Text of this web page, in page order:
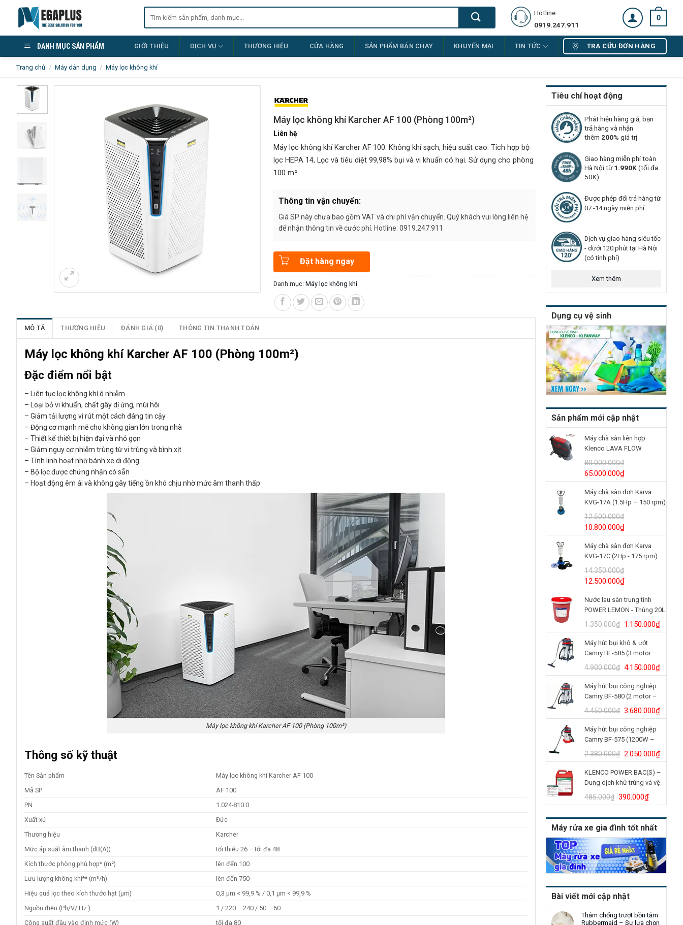
content
Tìm
Hotline
0919.247.911
0
DANH MỤC SẢN PHẨM GIỚI THIỆU DỊCH VỤ THƯƠNG HIỆU CỬA HÀNG SẢN PHẨM BÁN CHẠY KHUYẾN MẠI TIN TỨC TRA CỨU ĐƠN HÀNG
Trang chủ / Máy dân dụng / Máy lọc không khí
Tiêu chí hoạt động
Phát hiện hàng giả, bạn
trả hàng và nhận
thêm 200% giá trị.
Giao hàng miễn phí toàn
Hà Nội từ1.990K(tối đa
50K).
Được phép đổi trả hàng từ
07 -14 ngày miễn phí
Dịch vụ giao hàng siêu tốc
- dưới 120 phút tại Hà Nội
(có tính phí)
Xem thêm
Dụng cụ vệ sinh
Sản phẩm mới cập nhật
Máy chà sàn liên hợp
Klenco LAVA FLOW
(24V/125Ah)
80.000.000₫
Giá
gốc
là:
80.000.000₫.
65.000.000₫Giá
hiện
tại
là:
Máy chà sàn đơn Karva
KVG-17A (1.5Hp – 150 rpm)
12.500.000₫
Giá
gốc
là:
12.500.000₫.
10.800.000₫Giá
hiện
tại
là:
Máy chà sàn đơn Karva
KVG-17C (2Hp - 175 rpm)
14.350.000₫
Giá
gốc
là:
14.350.000₫.
12.500.000₫Giá
hiện
tại
là:
12.500.000₫.
Nước lau sàn trung tính
POWER LEMON - Thùng 20L
1.350.000₫ Giá
gốc
là:
1.350.000₫.
1.150.000₫Giá
hiện
Máy hút bụi khô & ướt
Camry BF-585 (3 motor –
80L)
4.900.000₫ Giá
gốc
là:
4.900.000₫.
4.150.000₫Giá
hiện
Máy hút bụi công nghiệp
Camry BF-580 (2 motor –
70L)
4.450.000₫ Giá
gốc
là:
4.450.000₫.
3.680.000₫Giá
hiện
Máy hút bụi công nghiệp
Camry BF-575 (1200W –
30L)
2.380.000₫ Giá
gốc
là:
2.380.000₫.
2.050.000₫Giá
hiện
tại
là:
KLENCO POWER BAC(S) –
Dung dịch khử trùng và vệ
sinh bồn cầu (Can 5L)
485.000₫ Giá
gốc
là:
485.000₫.
390.000₫Giá
hiện
tại
là:
Máy rửa xe gia đình tốt nhất
Bài viết mới cập nhật
Thảm chống trượt bồn tắm
Rubbermaid – Sự lựa chọn
Máy lọc không khí Karcher AF 100 (Phòng 100m²)
Liên hệ
Máy lọc không khí Karcher AF 100. Không khí sạch, hiệu suất cao. Tích hợp bộ
lọc HEPA 14, Lọc và tiêu diệt 99,98% bụi và vi khuẩn có hại. Sử dụng cho phòng
100 m²
Thông tin vận chuyển:
Giá SP này chưa bao gồm VAT và chi phí vận chuyển. Quý khách vui lòng liên hệ
để nhận thông tin về cước phí. Hotline: 0919.247.911
Đặt hàng ngay
Danh mục: Máy lọc không khí
MÔ TẢ THƯƠNG HIỆU ĐÁNH GIÁ (0) THÔNG TIN THANH TOÁN
Máy lọc không khí Karcher AF 100 (Phòng 100m²)
Đặc điểm nổi bật
– Liên tục lọc không khí ô nhiễm
– Loại bỏ vi khuẩn, chất gây dị ứng, mùi hôi
– Giảm tải lượng vi rút một cách đáng tin cậy
– Động cơ mạnh mẽ cho không gian lớn trong nhà
– Thiết kế thiết bị hiện đại và nhỏ gọn
– Giảm nguy cơ nhiễm trùng từ vi trùng và bình xịt
– Tính linh hoạt nhờ bánh xe di động
– Bộ lọc được chứng nhận có sẵn
– Hoạt động êm ái và không gây tiếng ồn khó chịu nhờ mức âm thanh thấp
Máy lọc không khí Karcher AF 100 (Phòng 100m²)
Thông số kỹ thuật
Tên Sản phẩm
Máy lọc không khí Karcher AF 100
Mã SP
AF 100
PN
1.024-810.0
Xuất xứ
Đức
Thương hiệu
Karcher
Mức áp suất âm thanh (dB(A))
tối thiểu 26 – tối đa 48
Kích thước phòng phù hợp* (m²)
lên đến 100
Lưu lượng không khí** (m³/h)
lên đến 750
Hiệu quả lọc theo kích thước hạt (µm)
0,3 µm < 99,9 % / 0,1 µm < 99,9 %
Nguồn điện (Ph/V/ Hz )
1 / 220 – 240 / 50 – 60
Công suất đầu vào định mức (W)
tối đa 80